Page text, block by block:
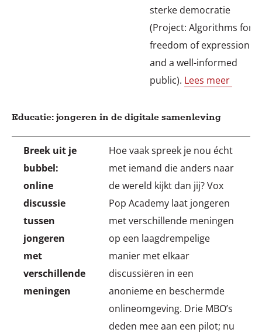
sterke democratie
(Project: Algorithms for
freedom of expression
and a well-informed
public). Lees meer
Educatie: jongeren in de digitale samenleving
Breek uit je
bubbel:
online
discussie
tussen
jongeren
met
verschillende
meningen
Hoe vaak spreek je nou écht
met iemand die anders naar
de wereld kijkt dan jij? Vox
Pop Academy laat jongeren
met verschillende meningen
op een laagdrempelige
manier met elkaar
discussiëren in een
anonieme en beschermde
onlineomgeving. Drie MBO’s
deden mee aan een pilot; nu